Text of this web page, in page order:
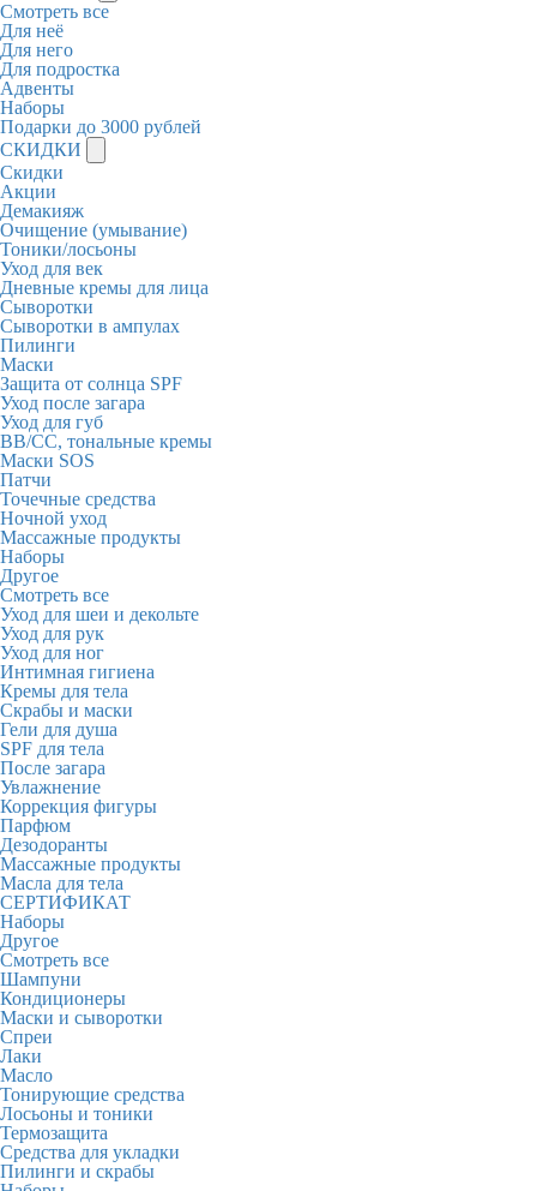
Смотреть все
Для неё
Для него
Для подростка
Адвенты
Наборы
Подарки до 3000 рублей
СКИДКИ
Скидки
Акции
Демакияж
Очищение (умывание)
Тоники/лосьоны
Уход для век
Дневные кремы для лица
Сыворотки
Сыворотки в ампулах
Пилинги
Маски
Защита от солнца SPF
Уход после загара
Уход для губ
BB/CC, тональные кремы
Маски SOS
Патчи
Точечные средства
Ночной уход
Массажные продукты
Наборы
Другое
Смотреть все
Уход для шеи и декольте
Уход для рук
Уход для ног
Интимная гигиена
Кремы для тела
Скрабы и маски
Гели для душа
SPF для тела
После загара
Увлажнение
Коррекция фигуры
Парфюм
Дезодоранты
Массажные продукты
Масла для тела
СЕРТИФИКАТ
Наборы
Другое
Смотреть все
Шампуни
Кондиционеры
Маски и сыворотки
Спреи
Лаки
Масло
Тонирующие средства
Лосьоны и тоники
Термозащита
Средства для укладки
Пилинги и скрабы